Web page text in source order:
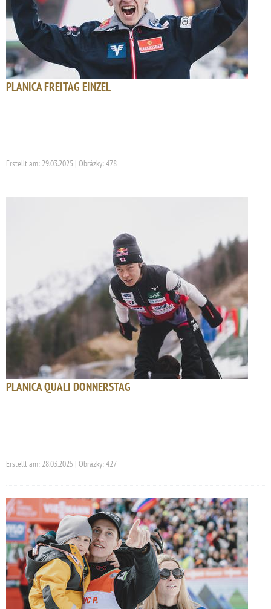
PLANICA FREITAG EINZEL
Erstellt am: 29.03.2025 | Obrázky: 478
PLANICA QUALI DONNERSTAG
Erstellt am: 28.03.2025 | Obrázky: 427